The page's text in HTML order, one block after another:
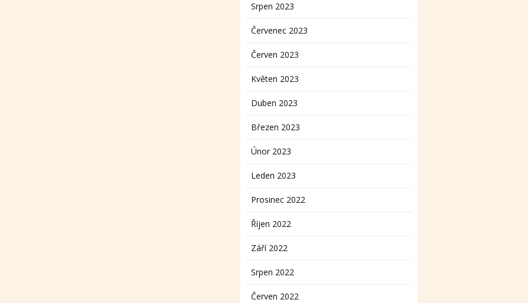
Srpen 2023
Červenec 2023
Červen 2023
Květen 2023
Duben 2023
Březen 2023
Únor 2023
Leden 2023
Prosinec 2022
Říjen 2022
Září 2022
Srpen 2022
Červen 2022